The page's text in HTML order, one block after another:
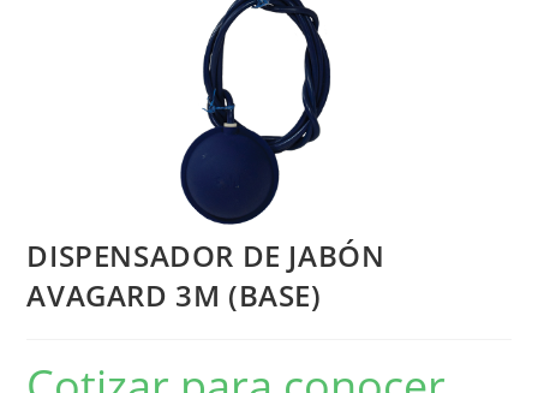
DISPENSADOR DE JABÓN
AVAGARD 3M (BASE)